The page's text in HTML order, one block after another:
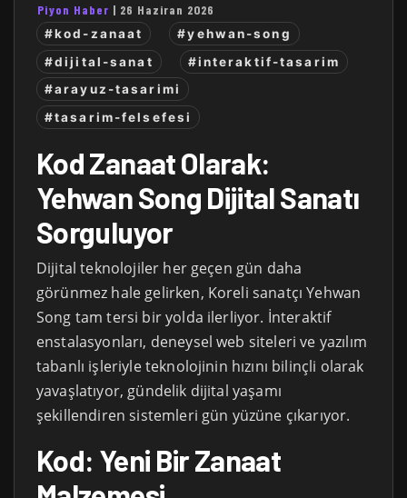
Piyon Haber | 26 Haziran 2026
#kod-zanaat
#yehwan-song
#dijital-sanat
#interaktif-tasarim
#arayuz-tasarimi
#tasarim-felsefesi
Kod Zanaat Olarak:
Yehwan Song Dijital Sanatı
Sorguluyor
Dijital teknolojiler her geçen gün daha
görünmez hale gelirken, Koreli sanatçı Yehwan
Song tam tersi bir yolda ilerliyor. İnteraktif
enstalasyonları, deneysel web siteleri ve yazılım
tabanlı işleriyle teknolojinin hızını bilinçli olarak
yavaşlatıyor, gündelik dijital yaşamı
şekillendiren sistemleri gün yüzüne çıkarıyor.
Kod: Yeni Bir Zanaat